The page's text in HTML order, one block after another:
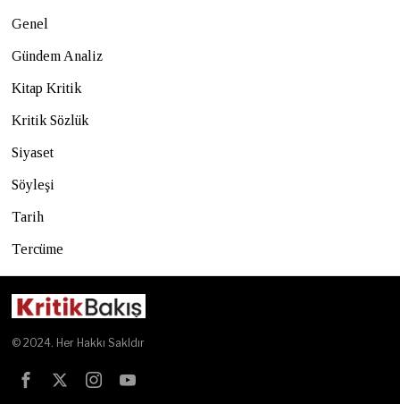
Genel
Gündem Analiz
Kitap Kritik
Kritik Sözlük
Siyaset
Söyleşi
Tarih
Tercüme
© 2024. Her Hakkı Sakldır